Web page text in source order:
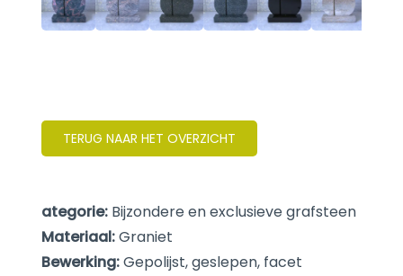
TERUG NAAR HET OVERZICHT
ategorie: Bijzondere en exclusieve grafsteen
Materiaal:Graniet
Bewerking:Gepolijst, geslepen, facet